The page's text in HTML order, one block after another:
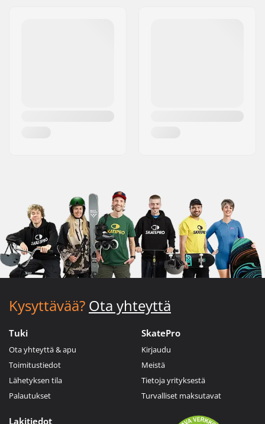
Kysyttävää? Ota yhteyttä
Tuki
Ota yhteyttä & apu
Toimitustiedot
Lähetyksen tila
Palautukset
SkatePro
Kirjaudu
Meistä
Tietoja yrityksestä
Turvalliset maksutavat
Lakitiedot